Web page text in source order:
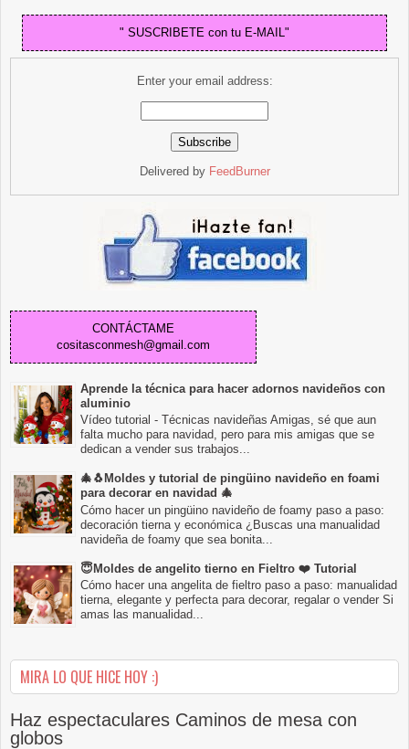
" SUSCRIBETE con tu E-MAIL"
Enter your email address:
Delivered by FeedBurner
CONTÁCTAME
cositasconmesh@gmail.com
Aprende la técnica para hacer adornos navideños con
aluminio
Vídeo tutorial - Técnicas navideñas Amigas, sé que aun
falta mucho para navidad, pero para mis amigas que se
dedican a vender sus trabajos...
🎄🐧Moldes y tutorial de pingüino navideño en foami
para decorar en navidad 🎄
Cómo hacer un pingüino navideño de foamy paso a paso:
decoración tierna y económica ¿Buscas una manualidad
navideña de foamy que sea bonita...
😇Moldes de angelito tierno en Fieltro ❤️ Tutorial
Cómo hacer una angelita de fieltro paso a paso: manualidad
tierna, elegante y perfecta para decorar, regalar o vender Si
amas las manualidad...
MIRA LO QUE HICE HOY :)
Haz espectaculares Caminos de mesa con
globos